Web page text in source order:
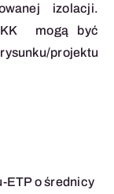
izolacji.
mogą być
projektu
ETP o średnicy